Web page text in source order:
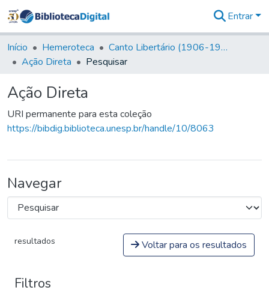
&
Coleções
Tudo na
Estatísticas
Entrar
Início Hemeroteca
Canto Libertário (1906-1995)
Ação Direta
Pesquisar
Ação Direta
URI permanente para esta coleção
https://bibdig.biblioteca.unesp.br/handle/10/8063
Navegar
resultados Voltar para os resultados
Filtros